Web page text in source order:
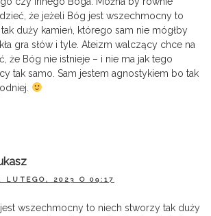
że jeżeli Bóg jest wszechmocny to
duży kamień, którego sam nie mógłby
gra słów i tyle. Ateizm walczący chce na
że Bóg nie istnieje – i nie ma jak tego
tak samo. Sam jestem agnostykiem bo tak
LUTEGO, 2023 O 09:17
wszechmocny to niech stworzy tak duży